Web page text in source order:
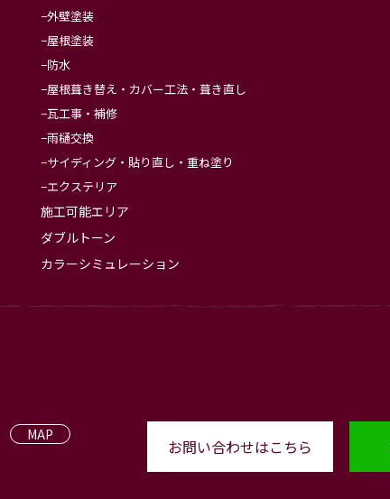
外壁塗装
屋根塗装
防水
屋根葺き替え・カバー工法・葺き直し
瓦工事・補修
雨樋交換
サイディング・貼り直し・重ね塗り
エクステリア
施工可能エリア
ダブルトーン
カラーシミュレーション
MAP
お問い合わせはこちら